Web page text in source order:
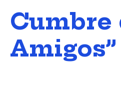
Cumbre
Amigos”